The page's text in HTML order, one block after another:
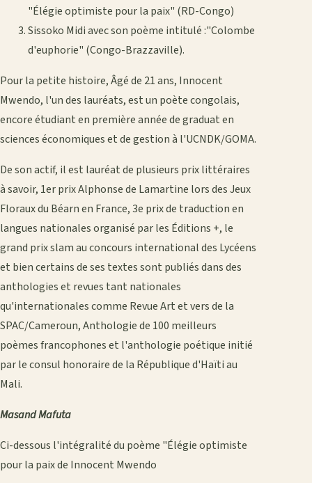
"Élégie optimiste pour la paix" (RD-Congo)
Sissoko Midi avec son poème intitulé :"Colombe
d'euphorie" (Congo-Brazzaville).
Pour la petite histoire, Âgé de 21 ans, Innocent
Mwendo, l'un des lauréats, est un poète congolais,
encore étudiant en première année de graduat en
sciences économiques et de gestion à l'UCNDK/GOMA.
De son actif, il est lauréat de plusieurs prix littéraires
à savoir, 1er prix Alphonse de Lamartine lors des Jeux
Floraux du Béarn en France, 3e prix de traduction en
langues nationales organisé par les Éditions +, le
grand prix slam au concours international des Lycéens
et bien certains de ses textes sont publiés dans des
anthologies et revues tant nationales
qu'internationales comme Revue Art et vers de la
SPAC/Cameroun, Anthologie de 100 meilleurs
poèmes francophones et l'anthologie poétique initié
par le consul honoraire de la République d'Haïti au
Mali.
Masand Mafuta
Ci-dessous l'intégralité du poème "Élégie optimiste
pour la paix de Innocent Mwendo